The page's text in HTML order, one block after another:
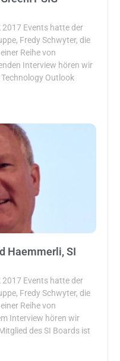
Events hatte der
Fredy Schwyter, die
Reihe von
Interview hören wir
Outlook
Haemmerli, SI
Events hatte der
Fredy Schwyter, die
Reihe von
Interview hören wir
des SI Boards ist